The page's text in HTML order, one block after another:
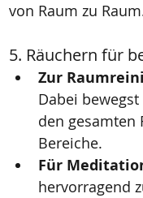
von Raum zu
5. Räuchern für
Zur
Dabei
den gesamten
Bereiche.
Für
hervorragend